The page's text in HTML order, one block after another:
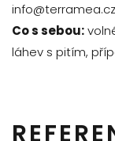
info@terramea.cz
Co s sebou:
láhev s pitím,